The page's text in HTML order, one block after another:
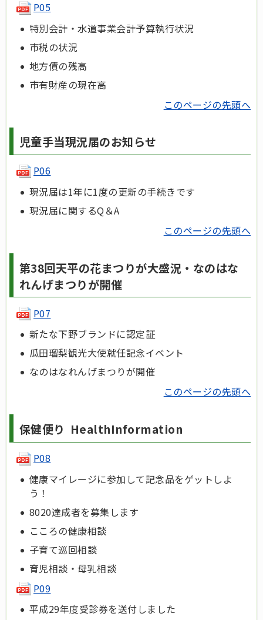
P05
特別会計・水道事業会計予算執行状況
市税の状況
地方債の残高
市有財産の現在高
このページの先頭へ
児童手当現況届のお知らせ
P06
現況届は1年に1度の更新の手続きです
現況届に関するQ＆A
このページの先頭へ
第38回天平の花まつりが大盛況・なのはな
れんげまつりが開催
P07
新たな下野ブランドに認定証
瓜田瑠梨観光大使就任記念イベント
なのはなれんげまつりが開催
このページの先頭へ
保健便り HealthInformation
P08
健康マイレージに参加して記念品をゲットしよ
う！
8020達成者を募集します
こころの健康相談
子育て巡回相談
育児相談・母乳相談
P09
平成29年度受診券を送付しました